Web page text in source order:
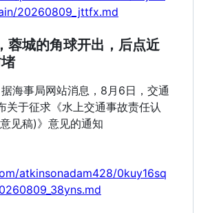
20260809_jttfx.md
城的角球开出，后点近
海事局网站消息，8月6日，交通
关于征求《水上交通事故责任认
见稿)》意见的通知
atkinsonadam428/0kuy16sq